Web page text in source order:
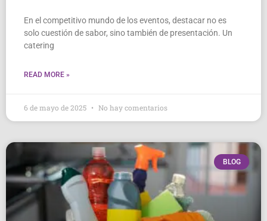
En el competitivo mundo de los eventos, destacar no es
solo cuestión de sabor, sino también de presentación. Un
catering
READ MORE »
6 de mayo de 2025 No hay comentarios
BLOG